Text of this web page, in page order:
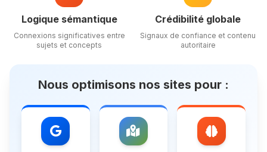
Logique sémantique
Connexions significatives entre
sujets et concepts
Crédibilité globale
Signaux de confiance et contenu
autoritaire
Nous optimisons nos sites pour :